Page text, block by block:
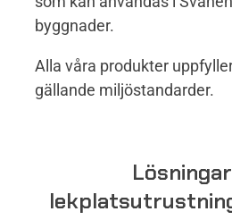
byggnader.
Alla våra produkter
gällande miljöstandarder.